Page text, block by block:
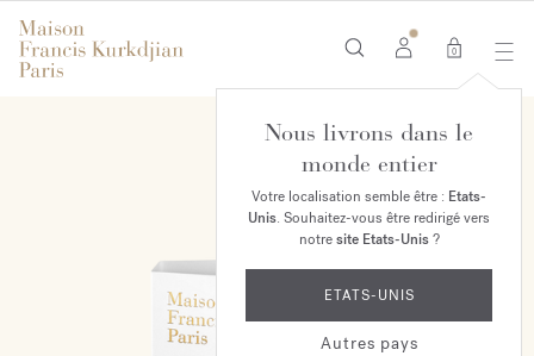
0
Nous livrons dans le
monde entier
Votre localisation semble être : Etats-
Unis. Souhaitez-vous être redirigé vers
notresite Etats-Unis?
ETATS-UNIS
Autres pays